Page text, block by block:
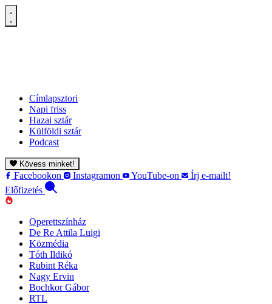
Címlapsztori
Napi friss
Hazai sztár
Külföldi sztár
Podcast
Kövess minket!
Facebookon Instagramon YouTube-on
Írj e-mailt!
Előfizetés
Operettszínház
De Re Attila Luigi
Közmédia
Tóth Ildikó
Rubint Réka
Nagy Ervin
Bochkor Gábor
RTL